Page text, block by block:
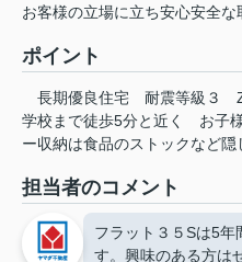
お客様の立場に立ち安心安全な
ポイント
長期優良住宅 耐震等級３
学校まで徒歩5分と近く
お子
ー収納は食品のストックなど隠
担当者のコメント
フラット３５Sは5
す。興味のある方は